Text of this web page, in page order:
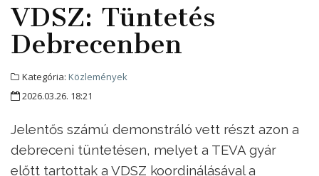
VDSZ: Tüntetés
Debrecenben
Kategória: Közlemények
2026.03.26. 18:21
Jelentős számú demonstráló vett részt azon a
debreceni tüntetésen, melyet a TEVA gyár
előtt tartottak a VDSZ koordinálásával a